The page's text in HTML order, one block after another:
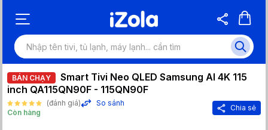
BÁN CHẠY
Smart Tivi Neo QLED Samsung AI 4K 115
inch QA115QN90F - 115QN90F
(đánh giá)
So sánh
Còn hàng
Chia sẻ